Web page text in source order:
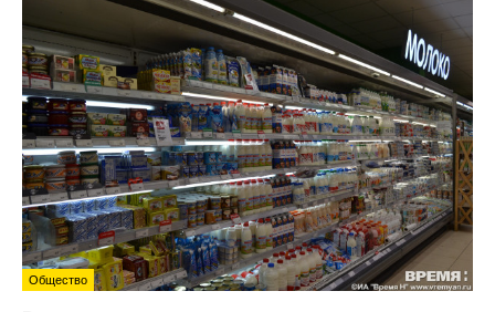
Общество